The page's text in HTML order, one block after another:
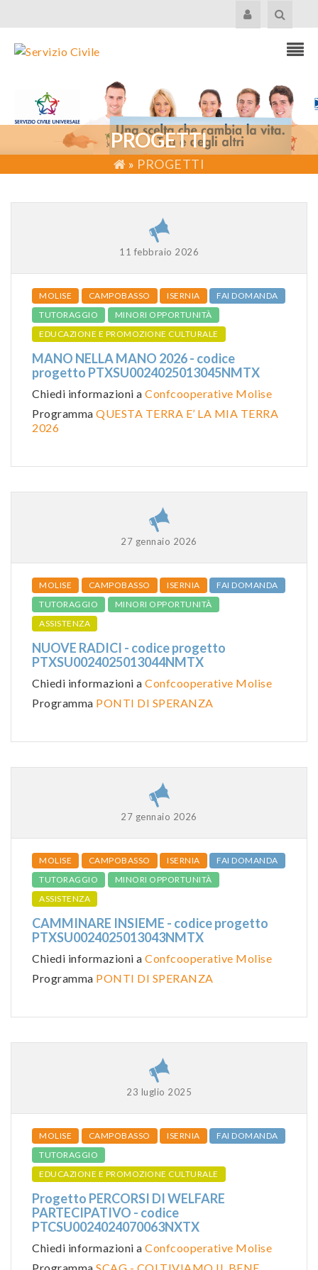
PROGETTI
» PROGETTI
11 febbraio 2026
MOLISE CAMPOBASSO ISERNIA
FAI DOMANDA
TUTORAGGIO
MINORI OPPORTUNITÀ
EDUCAZIONE E PROMOZIONE CULTURALE
MANO NELLA MANO 2026 - codice
progetto PTXSU0024025013045NMTX
Chiedi informazioni a Confcooperative Molise
Programma QUESTA TERRA E’ LA MIA TERRA
2026
27 gennaio 2026
MOLISE CAMPOBASSO ISERNIA
FAI DOMANDA
TUTORAGGIO
MINORI OPPORTUNITÀ
ASSISTENZA
NUOVE RADICI - codice progetto
PTXSU0024025013044NMTX
Chiedi informazioni a Confcooperative Molise
Programma PONTI DI SPERANZA
27 gennaio 2026
MOLISE CAMPOBASSO ISERNIA
FAI DOMANDA
TUTORAGGIO
MINORI OPPORTUNITÀ
ASSISTENZA
CAMMINARE INSIEME - codice progetto
PTXSU0024025013043NMTX
Chiedi informazioni a Confcooperative Molise
Programma PONTI DI SPERANZA
23 luglio 2025
MOLISE CAMPOBASSO ISERNIA
FAI DOMANDA
TUTORAGGIO
EDUCAZIONE E PROMOZIONE CULTURALE
Progetto PERCORSI DI WELFARE
PARTECIPATIVO - codice
PTCSU0024024070063NXTX
Chiedi informazioni a Confcooperative Molise